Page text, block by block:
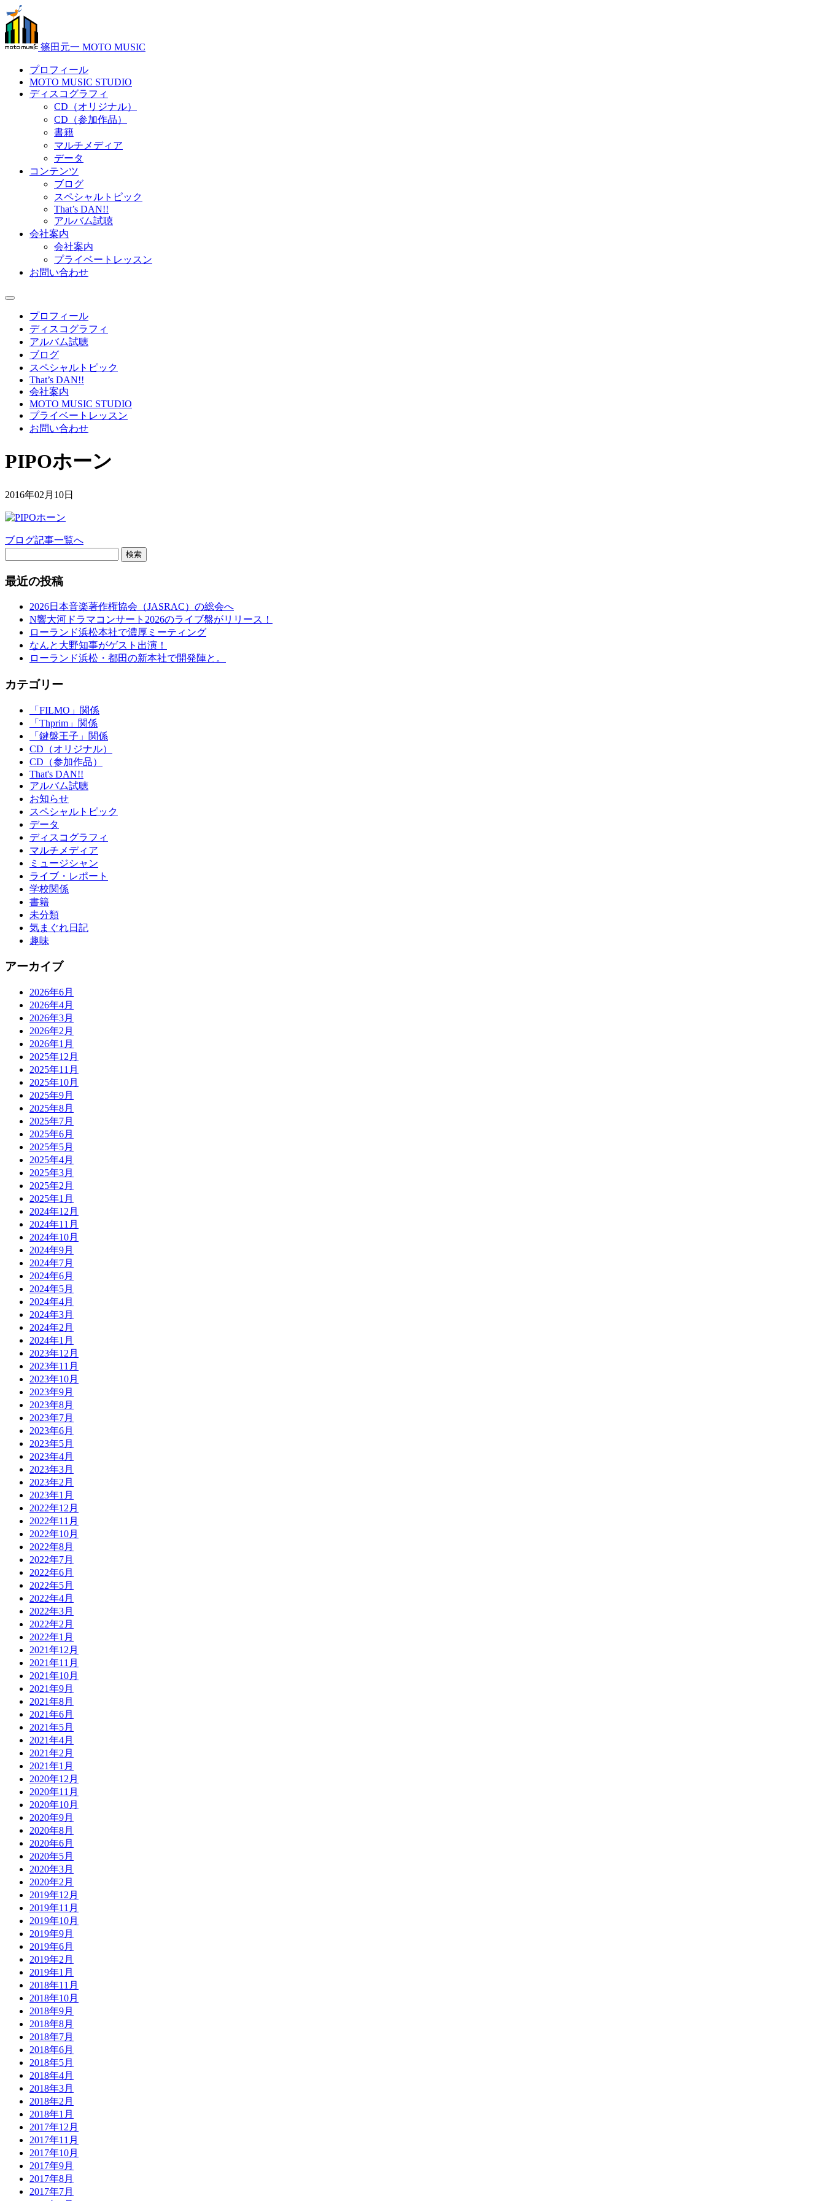
篠田元一 MOTO MUSIC
プロフィール
MOTO MUSIC STUDIO
ディスコグラフィ
CD（オリジナル）
CD（参加作品）
書籍
マルチメディア
データ
コンテンツ
ブログ
スペシャルトピック
That’s DAN!!
アルバム試聴
会社案内
会社案内
プライベートレッスン
お問い合わせ
プロフィール
ディスコグラフィ
アルバム試聴
ブログ
スペシャルトピック
That’s DAN!!
会社案内
MOTO MUSIC STUDIO
プライベートレッスン
お問い合わせ
PIPOホーン
2016年02月10日
ブログ記事一覧へ
検索
最近の投稿
2026日本音楽著作権協会（JASRAC）の総会へ
N響大河ドラマコンサート2026のライブ盤がリリース！
ローランド浜松本社で濃厚ミーティング
なんと大野知事がゲスト出演！
ローランド浜松・都田の新本社で開発陣と。
カテゴリー
「FILMO」関係
「Thprim」関係
「鍵盤王子」関係
CD（オリジナル）
CD（参加作品）
That's DAN!!
アルバム試聴
お知らせ
スペシャルトピック
データ
ディスコグラフィ
マルチメディア
ミュージシャン
ライブ・レポート
学校関係
書籍
未分類
気まぐれ日記
趣味
アーカイブ
2026年6月
2026年4月
2026年3月
2026年2月
2026年1月
2025年12月
2025年11月
2025年10月
2025年9月
2025年8月
2025年7月
2025年6月
2025年5月
2025年4月
2025年3月
2025年2月
2025年1月
2024年12月
2024年11月
2024年10月
2024年9月
2024年7月
2024年6月
2024年5月
2024年4月
2024年3月
2024年2月
2024年1月
2023年12月
2023年11月
2023年10月
2023年9月
2023年8月
2023年7月
2023年6月
2023年5月
2023年4月
2023年3月
2023年2月
2023年1月
2022年12月
2022年11月
2022年10月
2022年8月
2022年7月
2022年6月
2022年5月
2022年4月
2022年3月
2022年2月
2022年1月
2021年12月
2021年11月
2021年10月
2021年9月
2021年8月
2021年6月
2021年5月
2021年4月
2021年2月
2021年1月
2020年12月
2020年11月
2020年10月
2020年9月
2020年8月
2020年6月
2020年5月
2020年3月
2020年2月
2019年12月
2019年11月
2019年10月
2019年9月
2019年6月
2019年2月
2019年1月
2018年11月
2018年10月
2018年9月
2018年8月
2018年7月
2018年6月
2018年5月
2018年4月
2018年3月
2018年2月
2018年1月
2017年12月
2017年11月
2017年10月
2017年9月
2017年8月
2017年7月